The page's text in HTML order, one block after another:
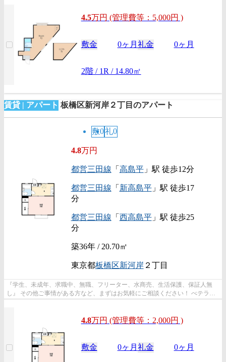
4.5万円 (管理費等：5,000円 )
敷金 0ヶ月 礼金 0ヶ月
2階 / 1R / 14.80㎡
賃貸 | アパート 板橋区新河岸２丁目のアパート
敷0礼0
4.8万円
都営三田線 「 高島平」駅 徒歩12分
都営三田線 「 新高島平」駅 徒歩17
分
都営三田線 「 西高島平」駅 徒歩25
分
築36年 / 20.70㎡
東京都板橋区新河岸 ２丁目
『学生、未成年、求職中、無職、フリーター、水商売、生活保護、保証人無
し』 その他ご事情がある方など、まずはお気軽にご相談ください！ べテラン
4.8万円 (管理費等：2,000円 )
敷金 0ヶ月 礼金 0ヶ月